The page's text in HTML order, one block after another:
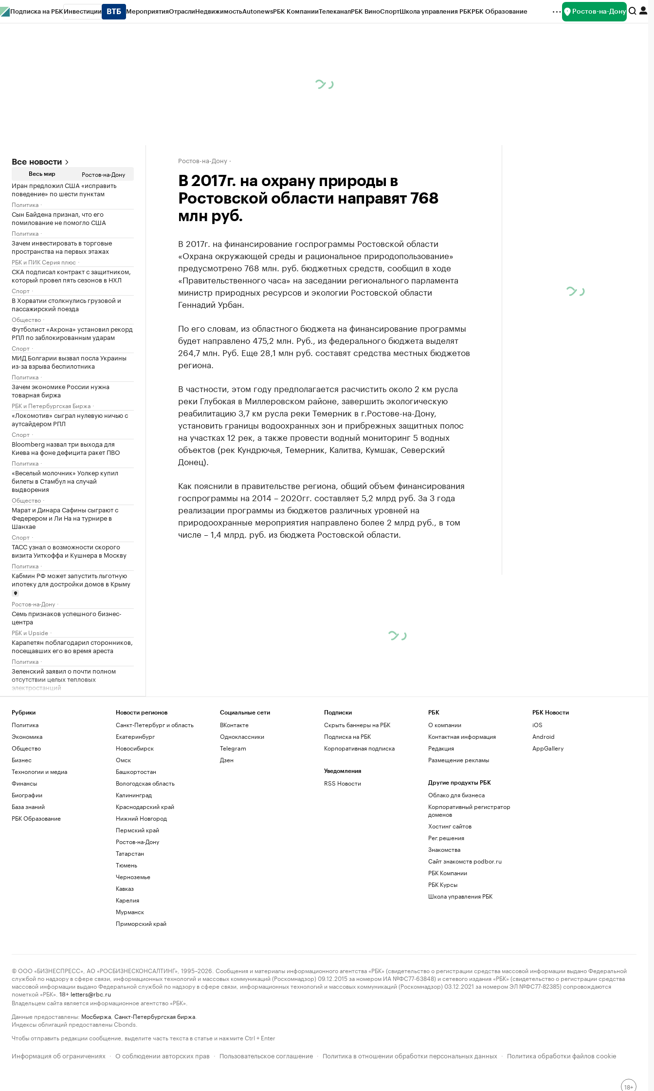
Подписка на РБК Инвестиции МероприятияОтраслиНедвижимостьAutonewsРБК КомпанииТелеканалРБК ВиноСпортШкола управления РБКРБК Образование Ростов-на-Дону
Все новости
Весь мир Ростов-на-Дону
Иран предложил США «исправить
поведение» по шести пунктам
Политика
Сын Байдена признал, что его
помилование не помогло США
Политика
Зачем инвестировать в торговые
пространства на первых этажах
РБК и ПИК Серия плюс
СКА подписал контракт с защитником,
который провел пять сезонов в НХЛ
Спорт
В Хорватии столкнулись грузовой и
пассажирский поезда
Общество
Футболист «Акрона» установил рекорд
РПЛ по заблокированным ударам
Спорт
МИД Болгарии вызвал посла Украины
из-за взрыва беспилотника
Политика
Зачем экономике России нужна
товарная биржа
РБК и Петербургская Биржа
«Локомотив» сыграл нулевую ничью с
аутсайдером РПЛ
Спорт
Bloomberg назвал три выхода для
Киева на фоне дефицита ракет ПВО
Политика
«Веселый молочник» Уолкер купил
билеты в Стамбул на случай
выдворения
Общество
Марат и Динара Сафины сыграют с
Федерером и Ли На на турнире в
Шанхае
Спорт
ТАСС узнал о возможности скорого
визита Уиткоффа и Кушнера в Москву
Политика
Кабмин РФ может запустить льготную
ипотеку для достройки домов в Крыму
Ростов-на-Дону
Семь признаков успешного бизнес-
центра
РБК и Upside
Карапетян поблагодарил сторонников,
посещавших его во время ареста
Политика
Зеленский заявил о почти полном
отсутствии целых тепловых
электростанций
Политика
невыдачи визы на ЧЕ ей жаль своего
здоровья
Спорт
Сын Джо Байдена рассказал о сильной
боли отца из-за рака
Общество
В Геленджике возобновили работу
пляжей после отмены режима
Общество
Загрузить еще
Ростов-на-Дону
В 2017г. на охрану природы в
Ростовской области направят 768
млн руб.
В 2017г. на финансирование госпрограммы Ростовской области
«Охрана окружающей среды и рациональное природопользование»
предусмотрено 768 млн. руб. бюджетных средств, сообщил в ходе
«Правительственного часа» на заседании регионального парламента
министр природных ресурсов и экологии Ростовской области
Геннадий Урбан.
По его словам, из областного бюджета на финансирование программы
будет направлено 475,2 млн. Руб., из федерального бюджета выделят
264,7 млн. Руб. Еще 28,1 млн руб. составят средства местных бюджетов
региона.
В частности, этом году предполагается расчистить около 2 км русла
реки Глубокая в Миллеровском районе, завершить экологическую
реабилитацию 3,7 км русла реки Темерник в г.Ростове-на-Дону,
установить границы водоохранных зон и прибрежных защитных полос
на участках 12 рек, а также провести водный мониторинг 5 водных
объектов (рек Кундрючья, Темерник, Калитва, Кумшак, Северский
Донец).
Как пояснили в правительстве региона, общий объем финансирования
госпрограммы на 2014 – 2020гг. составляет 5,2 млрд руб. За 3 года
реализации программы из бюджетов различных уровней на
природоохранные мероприятия направлено более 2 млрд руб., в том
числе – 1,4 млрд. руб. из бюджета Ростовской области.
Рубрики
Политика
Экономика
Общество
Бизнес
Технологии и медиа
Финансы
Биографии
База знаний
РБК Образование
Новости регионов
Санкт-Петербург и область
Екатеринбург
Новосибирск
Омск
Башкортостан
Вологодская область
Калининград
Краснодарский край
Нижний Новгород
Пермский край
Ростов-на-Дону
Татарстан
Тюмень
Черноземье
Кавказ
Карелия
Мурманск
Приморский край
Социальные сети
ВКонтакте
Одноклассники
Telegram
Дзен
Подписки
Скрыть баннеры на РБК
Подписка на РБК
Корпоративная подписка
Уведомления
RSS Новости
РБК
О компании
Контактная информация
Редакция
Размещение рекламы
Другие продукты РБК
Облако для бизнеса
Корпоративный регистратор
доменов
Хостинг сайтов
Рег.решения
Знакомства
Сайт знакомств podbor.ru
РБК Компании
РБК Курсы
Школа управления РБК
РБК Новости
iOS
Android
AppGallery
© ООО «БИЗНЕСПРЕСС», АО «РОСБИЗНЕСКОНСАЛТИНГ», 1995–2026. Сообщения и материалы информационного агентства «РБК» (свидетельство о регистрации средства массовой информации выдано Федеральной
службой по надзору в сфере связи, информационных технологий и массовых коммуникаций (Роскомнадзор) 09.12.2015 за номером ИА №ФС77-63848) и сетевого издания «РБК» (свидетельство о регистрации средства
массовой информации выдано Федеральной службой по надзору в сфере связи, информационных технологий и массовых коммуникаций (Роскомнадзор) 03.12.2021 за номером ЭЛ №ФС77-82385) сопровождаются
пометкой «РБК».
18+ letters@rbc.ru
Владельцем сайта является информационное агентство «РБК».
Данные предоставлены: Мосбиржа Санкт-Петербургская биржа
Индексы облигаций предоставлены Cbonds.
Чтобы отправить редакции сообщение, выделите часть текста в статье и нажмите Ctrl + Enter
Информация об ограничениях · О соблюдении авторских прав · Пользовательское соглашение · Политика в отношении обработки персональных данных · Политика обработки файлов cookie
18+